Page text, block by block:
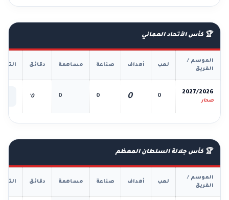
🏆 كأس الأتحاد العماني
الموسم /
الفريق
لعب أهداف صناعة مساهمة دقائق
2027/2026
صحار
0
0
0
0
0'
🏆 كأس جلالة السلطان المعظم
الموسم /
الفريق
لعب أهداف صناعة مساهمة دقائق